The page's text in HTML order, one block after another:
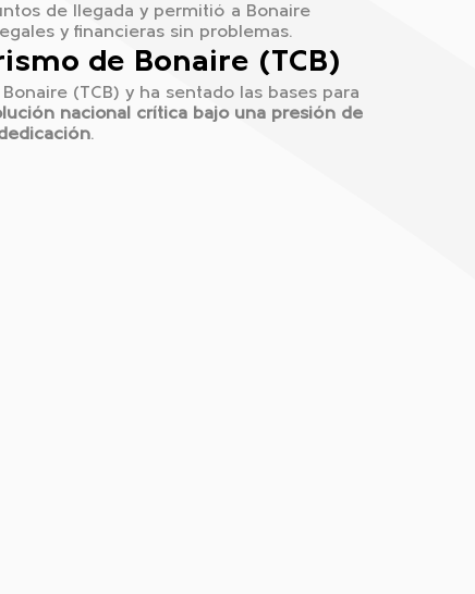
de llegada y permitió a Bonaire
y financieras sin problemas.
de Bonaire (TCB)
(TCB) y ha sentado las bases para
nacional crítica bajo una presión de
.